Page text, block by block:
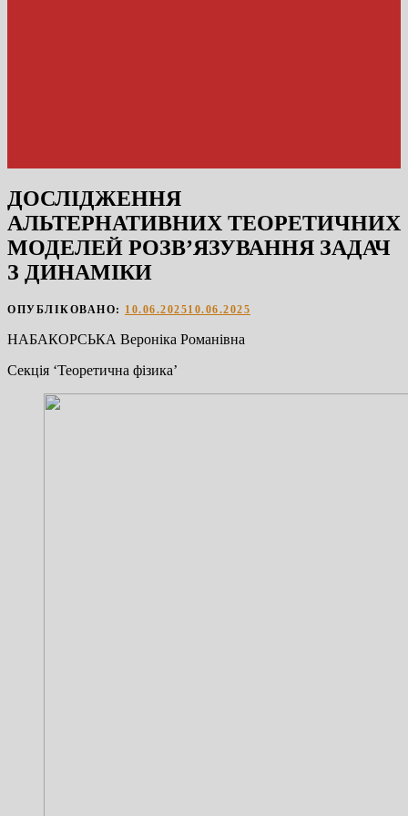
ДОСЛІДЖЕННЯ
АЛЬТЕРНАТИВНИХ ТЕОРЕТИЧНИХ
МОДЕЛЕЙ РОЗВ’ЯЗУВАННЯ ЗАДАЧ
З ДИНАМІКИ
ОПУБЛІКОВАНО: 10.06.202510.06.2025
НАБАКОРСЬКА Вероніка Романівна
Секція ‘Теоретична фізика’